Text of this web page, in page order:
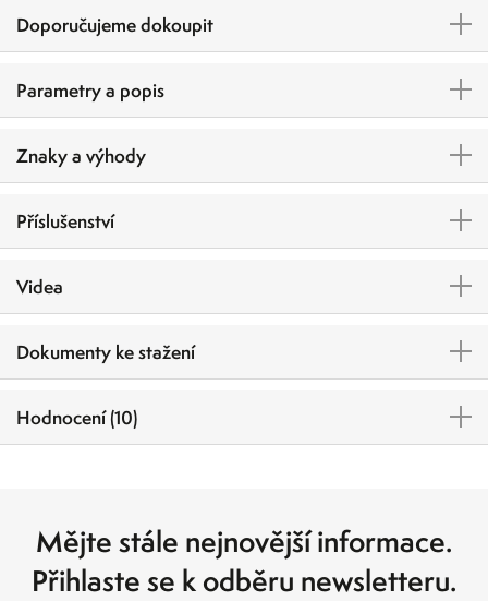
Doporučujeme dokoupit
Parametry a popis
Znaky a výhody
Příslušenství
Videa
Dokumenty ke stažení
Hodnocení (10)
Mějte stále nejnovější informace.
Přihlaste se k odběru newsletteru.